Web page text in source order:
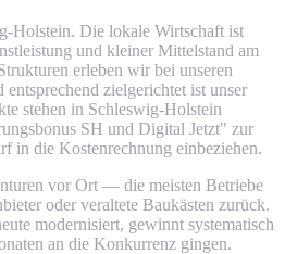
Holstein. Die lokale Wirtschaft ist
und kleiner Mittelstand am
erleben wir bei unseren
zielgerichtet ist unser
stehen in Schleswig-Holstein
SH und Digital Jetzt" zur
in die Kostenrechnung einbeziehen.
vor Ort — die meisten Betriebe
oder veraltete Baukästen zurück.
modernisiert, gewinnt systematisch
an die Konkurrenz gingen.